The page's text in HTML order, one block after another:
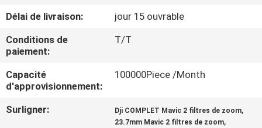
CONTRÔLE
DE
QUALITÉ
CONTACTEZ-
NOUS
Délai de livraison:
jour 15 ouvrable
Conditions de
paiement:
T/T
Capacité
d'approvisionnement:
100000Piece /Month
Surligner: Dji COMPLET Mavic 2 filtres de zoom,
23.7mm Mavic 2 filtres de zoom,